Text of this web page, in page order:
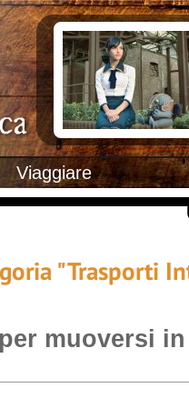
Viaggiare
Documenti
Italiani in Costa
L’ambasciata
Opportunità
"Trasporti
muoversi